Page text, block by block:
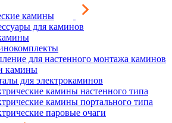
камины
для каминов
для настенного монтажа каминов
камины
для электрокаминов
камины настенного типа
камины портального типа
паровые очаги